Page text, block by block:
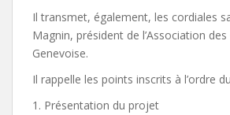
Il transmet, également, les cordiales
Magnin, président de l’Association
Genevoise.
Il rappelle les points inscrits à l’ordre
1. Présentation du projet